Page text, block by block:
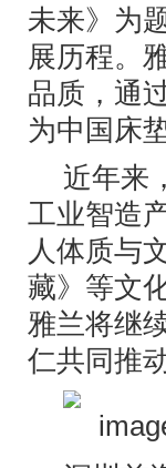
未来》为
展历程。
品质，通
为中国床
近年来
工业智造
人体质与
藏》等文
雅兰将继
仁共同推